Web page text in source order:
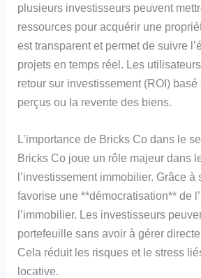
plusieurs investisseurs peuvent
ressources pour acquérir une
est transparent et permet de suivre
projets en temps réel. Les
retour sur investissement (ROI)
perçus ou la revente des biens.
L’importance de Bricks Co dans le
Bricks Co joue un rôle majeur dans
l’investissement immobilier. Grâce à
favorise une **démocratisation** de
l’immobilier. Les investisseurs
portefeuille sans avoir à gérer
Cela réduit les risques et le stress
locative.